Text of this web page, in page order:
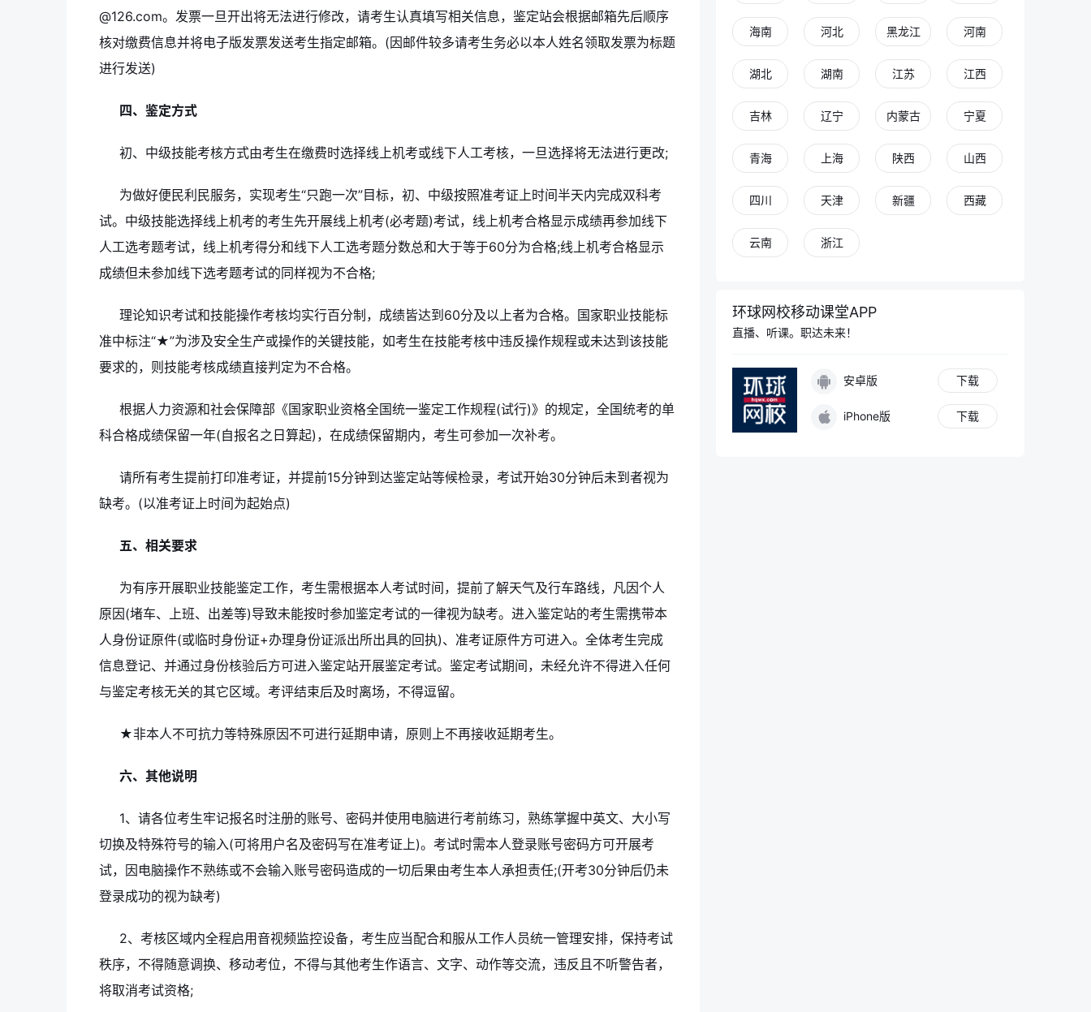
@126.com。发票一旦开出将无法进行修改，请考生认真填写相关信息，鉴定站会根据邮箱先后顺序
核对缴费信息并将电子版发票发送考生指定邮箱。(因邮件较多请考生务必以本人姓名领取发票为标题
进行发送)
四、鉴定方式
初、中级技能考核方式由考生在缴费时选择线上机考或线下人工考核，一旦选择将无法进行更改;
为做好便民利民服务，实现考生“只跑一次”目标，初、中级按照准考证上时间半天内完成双科考
试。中级技能选择线上机考的考生先开展线上机考(必考题)考试，线上机考合格显示成绩再参加线下
人工选考题考试，线上机考得分和线下人工选考题分数总和大于等于60分为合格;线上机考合格显示
成绩但未参加线下选考题考试的同样视为不合格;
理论知识考试和技能操作考核均实行百分制，成绩皆达到60分及以上者为合格。国家职业技能标
准中标注“★”为涉及安全生产或操作的关键技能，如考生在技能考核中违反操作规程或未达到该技能
要求的，则技能考核成绩直接判定为不合格。
根据人力资源和社会保障部《国家职业资格全国统一鉴定工作规程(试行)》的规定，全国统考的单
科合格成绩保留一年(自报名之日算起)，在成绩保留期内，考生可参加一次补考。
请所有考生提前打印准考证，并提前15分钟到达鉴定站等候检录，考试开始30分钟后未到者视为
缺考。(以准考证上时间为起始点)
五、相关要求
为有序开展职业技能鉴定工作，考生需根据本人考试时间，提前了解天气及行车路线，凡因个人
原因(堵车、上班、出差等)导致未能按时参加鉴定考试的一律视为缺考。进入鉴定站的考生需携带本
人身份证原件(或临时身份证+办理身份证派出所出具的回执)、准考证原件方可进入。全体考生完成
信息登记、并通过身份核验后方可进入鉴定站开展鉴定考试。鉴定考试期间，未经允许不得进入任何
与鉴定考核无关的其它区域。考评结束后及时离场，不得逗留。
★非本人不可抗力等特殊原因不可进行延期申请，原则上不再接收延期考生。
六、其他说明
1、请各位考生牢记报名时注册的账号、密码并使用电脑进行考前练习，熟练掌握中英文、大小写
切换及特殊符号的输入(可将用户名及密码写在准考证上)。考试时需本人登录账号密码方可开展考
试，因电脑操作不熟练或不会输入账号密码造成的一切后果由考生本人承担责任;(开考30分钟后仍未
登录成功的视为缺考)
2、考核区域内全程启用音视频监控设备，考生应当配合和服从工作人员统一管理安排，保持考试
秩序，不得随意调换、移动考位，不得与其他考生作语言、文字、动作等交流，违反且不听警告者，
将取消考试资格;
海南 河北 黑龙江 河南
湖北 湖南 江苏 江西
吉林 辽宁 内蒙古 宁夏
青海 上海 陕西 山西
四川 天津 新疆 西藏
云南 浙江
环球网校移动课堂APP
直播、听课。职达未来！
安卓版 下载
iPhone版 下载